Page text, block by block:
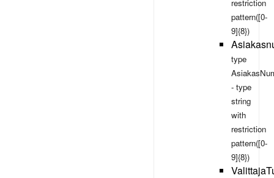
restriction
pattern([0-
9]{8})
type
- type
string
with
restriction
pattern([0-
9]{8})